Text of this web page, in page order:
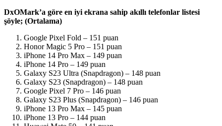
DxOMark’a göre en iyi ekrana sahip akıllı telefonlar listesi
şöyle; (Ortalama)
Google Pixel Fold – 151 puan
Honor Magic 5 Pro – 151 puan
iPhone 14 Pro Max – 149 puan
iPhone 14 Pro – 149 puan
Galaxy S23 Ultra (Snapdragon) – 148 puan
Galaxy S23 (Snapdragon) – 148 puan
Google Pixel 7 Pro – 146 puan
Galaxy S23 Plus (Snapdragon) – 146 puan
iPhone 13 Pro Max – 145 puan
iPhone 13 Pro – 144 puan